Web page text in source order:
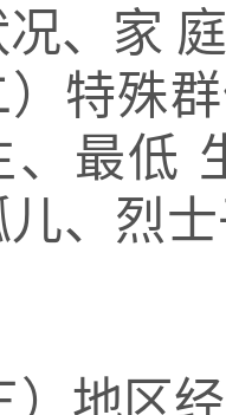
、家
）特殊
、最低
儿、烈
）地区